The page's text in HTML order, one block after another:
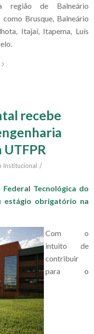
região de Balneário
Brusque, Balneário
Itajaí, Itapema, Luís
recebe
Institucional /
Tecnológica do
estágio obrigatório na
Com o
intuito de
contribuir
para o